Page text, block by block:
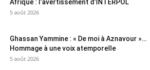
Afrique : l’avertissement d’INTERPOL
5 août 2026
Ghassan Yammine : « De moi à Aznavour »…
Hommage à une voix atemporelle
5 août 2026